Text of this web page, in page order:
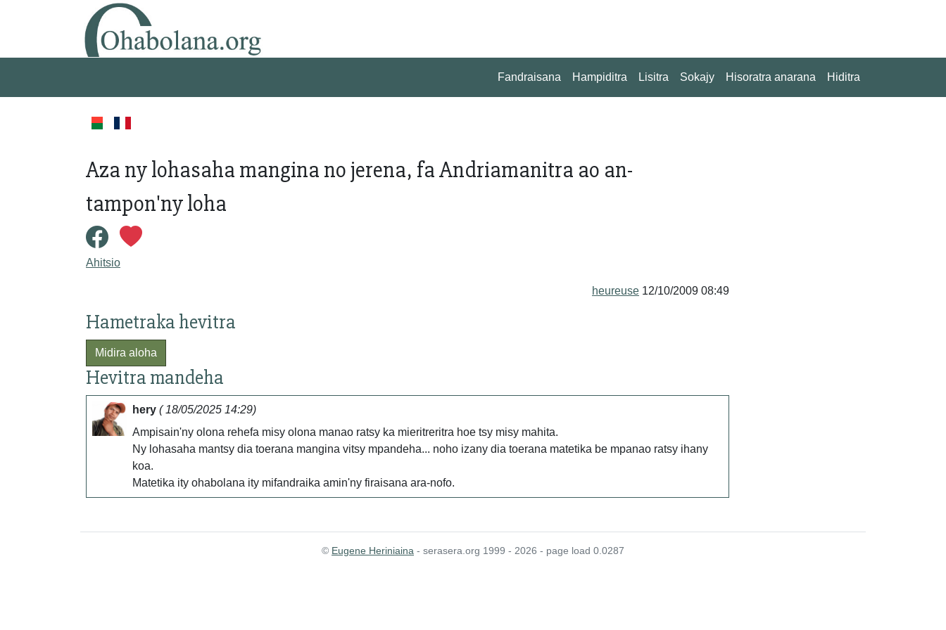
Fandraisana Hampiditra Lisitra Sokajy Hisoratra anarana Hiditra
Aza ny lohasaha mangina no jerena, fa Andriamanitra ao an-
tampon'ny loha
Ahitsio
heureuse 12/10/2009 08:49
Hametraka hevitra
Midira aloha
Hevitra mandeha
hery( 18/05/2025 14:29)
Ampisain'ny olona rehefa misy olona manao ratsy ka mieritreritra hoe tsy misy mahita.
Ny lohasaha mantsy dia toerana mangina vitsy mpandeha... noho izany dia toerana matetika be mpanao ratsy ihany
koa.
Matetika ity ohabolana ity mifandraika amin'ny firaisana ara-nofo.
© Eugene Heriniaina - serasera.org 1999 - 2026 - page load 0.0287